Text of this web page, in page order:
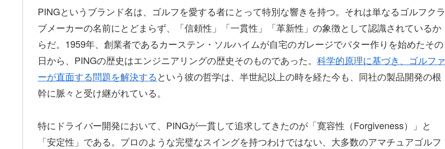
PINGというブランド名は、ゴルフを愛する者にとって特別な響きを持つ。それは単なるゴルフクラ
ブメーカーの名前にとどまらず、「信頼性」「一貫性」「革新性」の象徴として認識されているか
らだ。1959年、創業者であるカーステン・ソルハイムが自宅のガレージでパター作りを始めたその
日から、PINGの歴史はエンジニアリングの歴史そのものであった。 科学的原理に基づき、ゴルファ
ーが直面する問題を解決するという彼の哲学は、半世紀以上の時を経た今も、同社の製品開発の根
幹に脈々と受け継がれている。
特にドライバー開発において、PINGが一貫して追求してきたのが「寛容性（Forgiveness）」と
「安定性」である。プロのような完璧なスイングを持つわけではない、大多数のアマチュアゴルフ